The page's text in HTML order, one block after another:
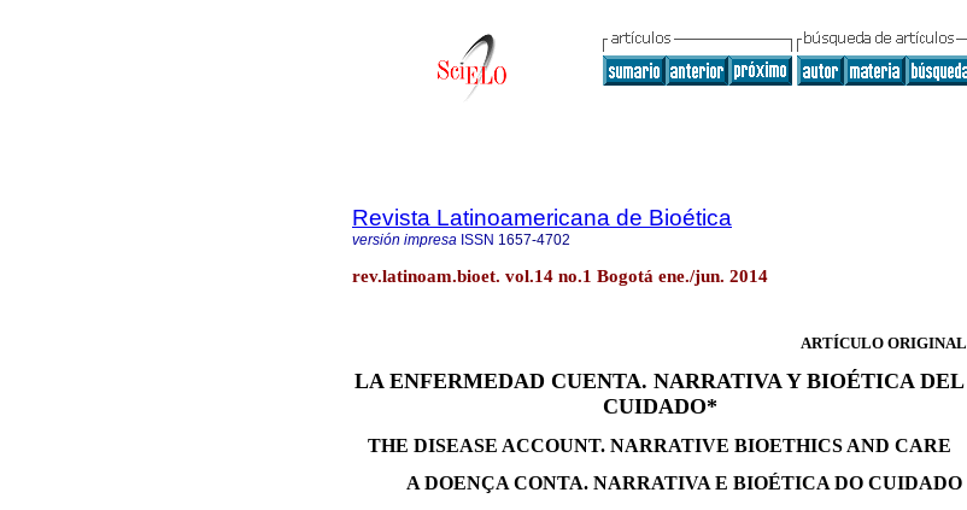
Revista Latinoamericana de Bioética
versión impresa ISSN 1657-4702
rev.latinoam.bioet. vol.14 no.1 Bogotá ene./jun. 2014
ARTÍCULO ORIGINAL
LA ENFERMEDAD CUENTA. NARRATIVA Y BIOÉTICA DEL
CUIDADO*
THE DISEASE ACCOUNT. NARRATIVE BIOETHICS AND CARE
A DOENÇA CONTA. NARRATIVA E BIOÉTICA DO CUIDADO